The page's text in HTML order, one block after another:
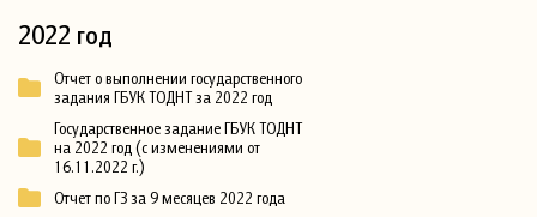
2022 год
Отчет о выполнении государственного
задания ГБУК ТОДНТ за 2022 год
Государственное задание ГБУК ТОДНТ
на 2022 год (с изменениями от
16.11.2022 г.)
Отчет по ГЗ за 9 месяцев 2022 года